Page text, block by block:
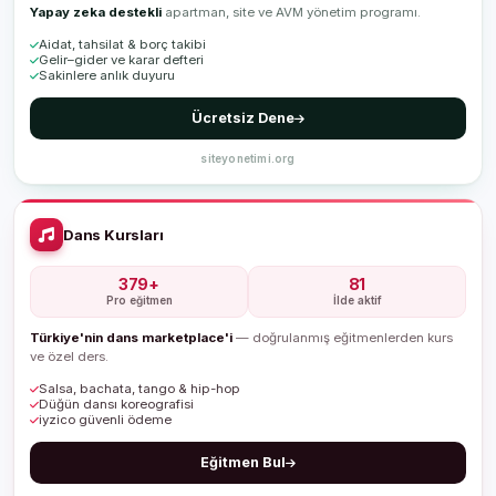
Yapay zeka destekli apartman, site ve AVM yönetim programı.
Aidat, tahsilat & borç takibi
Gelir–gider ve karar defteri
Sakinlere anlık duyuru
Ücretsiz Dene
siteyonetimi.org
Dans Kursları
379+
Pro eğitmen
81
İlde aktif
Türkiye'nin dans marketplace'i — doğrulanmış eğitmenlerden kurs
ve özel ders.
Salsa, bachata, tango & hip-hop
Düğün dansı koreografisi
iyzico güvenli ödeme
Eğitmen Bul